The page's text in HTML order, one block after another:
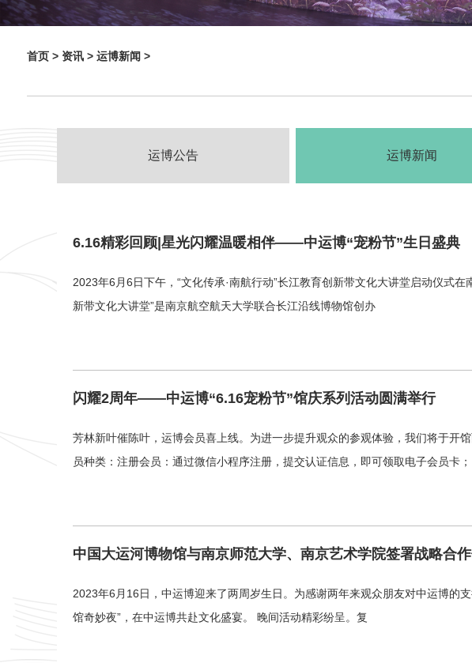
首页 > 资讯 > 运博新闻 >
运博公告 运博新闻
6.16精彩回顾|星光闪耀温暖相伴——中运博“宠粉节”生日盛典
2023年6月6日下午，“文化传承·南航行动”长江教育创新带文化大讲堂启动仪式
新带文化大讲堂”是南京航空航天大学联合长江沿线博物馆创办
闪耀2周年——中运博“6.16宠粉节”馆庆系列活动圆满举行
芳林新叶催陈叶，运博会员喜上线。为进一步提升观众的参观体验，我们将于开
员种类：注册会员：通过微信小程序注册，提交认证信息，即可领取电子会员卡；
中国大运河博物馆与南京师范大学、南京艺术学院签署战略合
2023年6月16日，中运博迎来了两周岁生日。为感谢两年来观众朋友对中运博的
馆奇妙夜”，在中运博共赴文化盛宴。 晚间活动精彩纷呈。复